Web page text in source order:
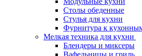
Столы обеденные
Стулья для кухни
Фурнитура к
Мелкая техника для кухни
Блендеры и миксеры
Вафельницы и гриль